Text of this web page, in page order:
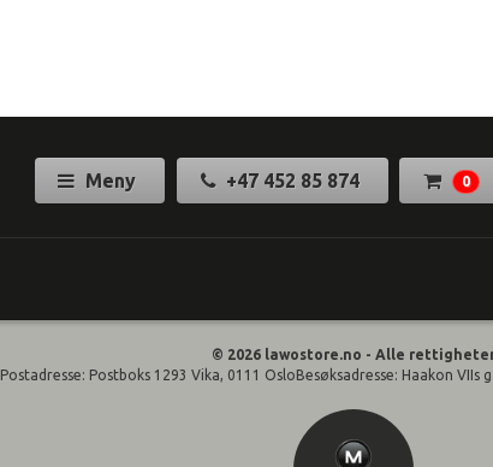
Meny +47 452 85 874 0
© 2026 lawostore.no - Alle
Postadresse: Postboks 1293 Vika, 0111 OsloBesøksadresse: Haakon VIIs